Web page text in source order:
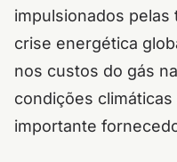
impulsionados pelas
crise energética
nos custos do gás
condições
importante